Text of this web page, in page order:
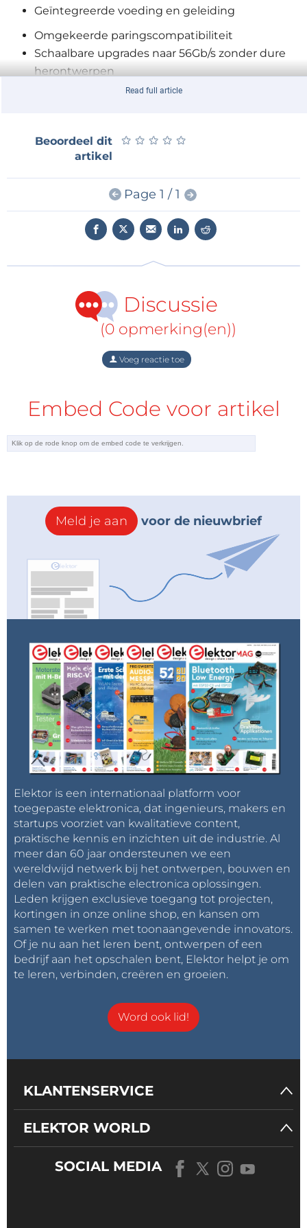
Geïntegreerde voeding en geleiding
Omgekeerde paringscompatibiliteit
Schaalbare upgrades naar 56Gb/s zonder dure
herontwerpen
Ingebouwde condensator beschikbaar voor
configuraties
Propriëtaire overspraak vermindert
technologieën
Toepassingen
Communicatie
Routers
Optische transport
Draadloze infrastructuur
Emulatieapparatuur
Servers
Externe opslagsystemen
Supercomputers
Read full article
Beoordeel dit
artikel
★ ★ ★ ★ ★
★ ★ ★ ★ ★
Page 1 / 1
Discussie
(0 opmerking(en))
Voeg reactie toe
Embed Code voor artikel
Meld je aan voor de nieuwbrief
Elektor is een internationaal platform voor
toegepaste elektronica, dat ingenieurs, makers en
startups voorziet van kwalitatieve content,
praktische kennis en inzichten uit de industrie. Al
meer dan 60 jaar ondersteunen we een
wereldwijd netwerk bij het ontwerpen, bouwen en
delen van praktische electronica oplossingen.
Leden krijgen exclusieve toegang tot projecten,
kortingen in onze online shop, en kansen om
samen te werken met toonaangevende innovators.
Of je nu aan het leren bent, ontwerpen of een
bedrijf aan het opschalen bent, Elektor helpt je om
te leren, verbinden, creëren en groeien.
Word ook lid!
KLANTENSERVICE
ELEKTOR WORLD
SOCIAL MEDIA